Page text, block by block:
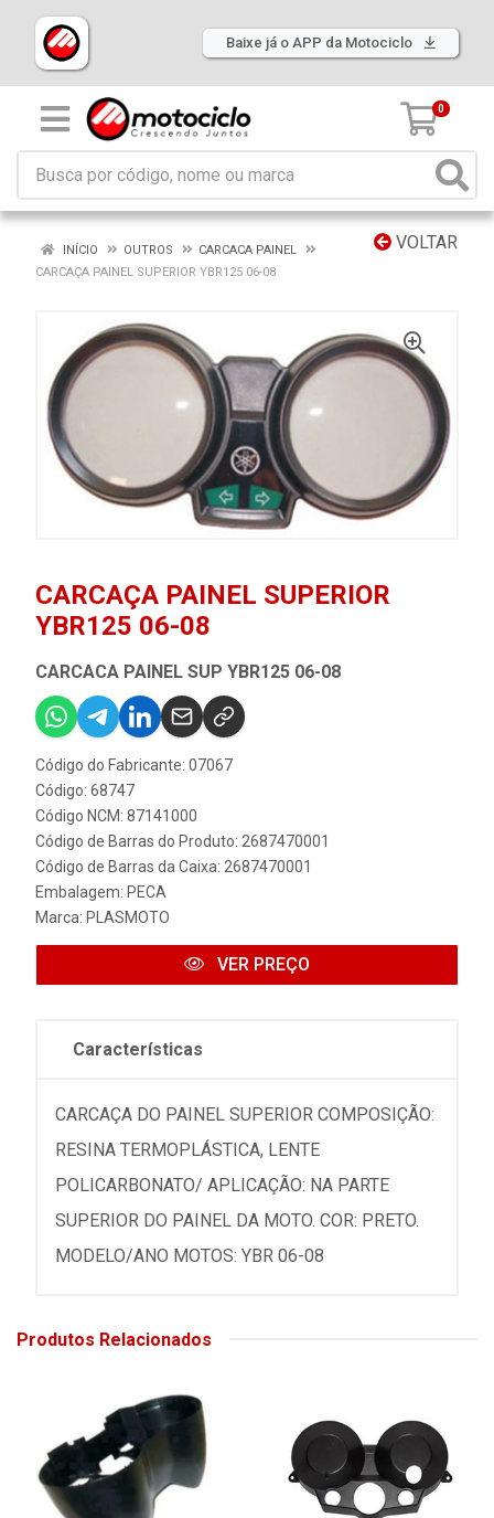
Baixe já o APP da Motociclo
0
VOLTAR
INÍCIO OUTROS
CARCACA PAINEL
CARCAÇA PAINEL SUPERIOR YBR125 06-08
CARCAÇA PAINEL SUPERIOR
YBR125 06-08
CARCACA PAINEL SUP YBR125 06-08
Código do Fabricante: 07067
Código: 68747
Código NCM: 87141000
Código de Barras do Produto: 2687470001
Código de Barras da Caixa: 2687470001
Embalagem: PECA
Marca: PLASMOTO
VER PREÇO
Características
CARCAÇA DO PAINEL SUPERIOR COMPOSIÇÃO:
RESINA TERMOPLÁSTICA, LENTE
POLICARBONATO/ APLICAÇÃO: NA PARTE
SUPERIOR DO PAINEL DA MOTO. COR: PRETO.
MODELO/ANO MOTOS: YBR 06-08
Produtos Relacionados